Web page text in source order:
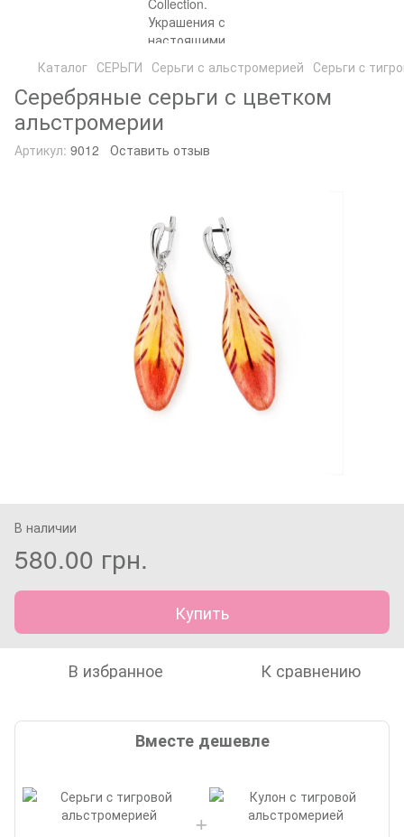
Каталог СЕРЬГИ Серьги с альстромерией Серьги c
Серебряные серьги с цветком
альстромерии
Артикул: 9012 Оставить отзыв
В наличии
580.00 грн.
Купить
В избранное К сравнению
Вместе дешевле